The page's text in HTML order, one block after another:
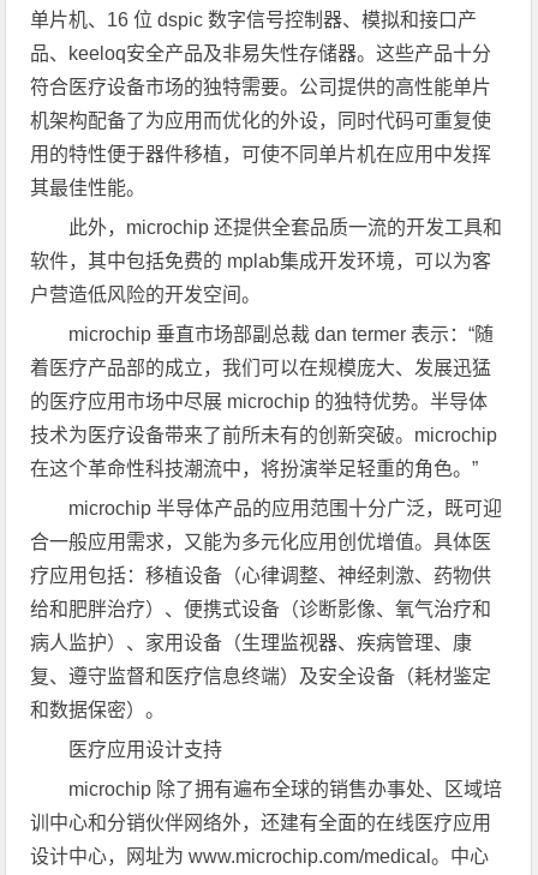
单片机、16 位 dspic 数字信号控制器、模拟和接口产
品、keeloq安全产品及非易失性存储器。这些产品十分
符合医疗设备市场的独特需要。公司提供的高性能单片
机架构配备了为应用而优化的外设，同时代码可重复使
用的特性便于器件移植，可使不同单片机在应用中发挥
其最佳性能。
此外，microchip 还提供全套品质一流的开发工具和
软件，其中包括免费的 mplab集成开发环境，可以为客
户营造低风险的开发空间。
microchip 垂直市场部副总裁 dan termer 表示：“随
着医疗产品部的成立，我们可以在规模庞大、发展迅猛
的医疗应用市场中尽展 microchip 的独特优势。半导体
技术为医疗设备带来了前所未有的创新突破。microchip
在这个革命性科技潮流中，将扮演举足轻重的角色。”
microchip 半导体产品的应用范围十分广泛，既可迎
合一般应用需求，又能为多元化应用创优增值。具体医
疗应用包括：移植设备（心律调整、神经刺激、药物供
给和肥胖治疗）、便携式设备（诊断影像、氧气治疗和
病人监护）、家用设备（生理监视器、疾病管理、康
复、遵守监督和医疗信息终端）及安全设备（耗材鉴定
和数据保密）。
医疗应用设计支持
microchip 除了拥有遍布全球的销售办事处、区域培
训中心和分销伙伴网络外，还建有全面的在线医疗应用
设计中心，网址为 www.microchip.com/medical。中心